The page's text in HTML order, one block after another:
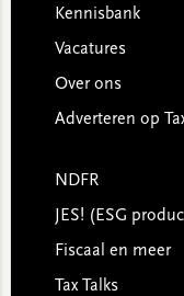
Kennisbank
Vacatures
Over ons
Adverteren op
NDFR
JES! (ESG
Fiscaal en meer
Tax Talks